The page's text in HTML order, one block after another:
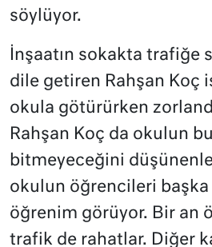
söylüyor.
İnşaatın sokakta trafiğe
dile getiren Rahşan Koç
okula götürürken
Rahşan Koç da okulun bu
bitmeyeceğini
okulun öğrencileri
öğrenim görüyor. Bir an
trafik de rahatlar. Diğer